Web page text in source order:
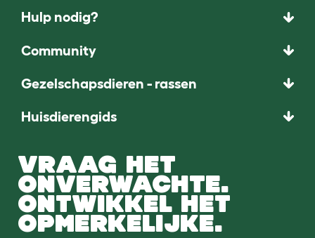
Hulp nodig?
Community
Gezelschapsdieren - rassen
Huisdierengids
VRAAG HET
ONVERWACHTE.
ONTWIKKEL HET
OPMERKELIJKE.